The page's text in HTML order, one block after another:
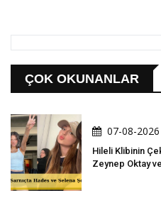
ÇOK OKUNANLAR
07-08-
Hileli Klibinin
Zeynep Oktay